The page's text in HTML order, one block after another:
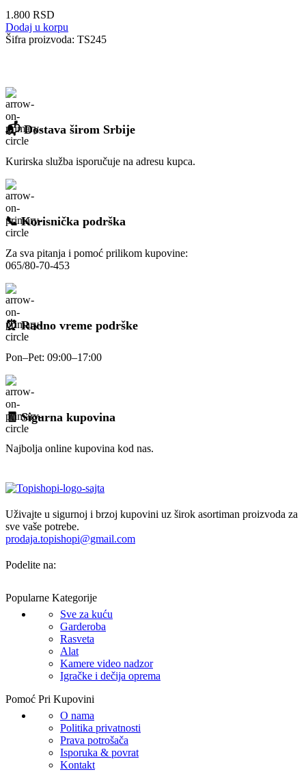
1.800 RSD
Dodaj u korpu
Šifra proizvoda: TS245
📬 Dostava širom Srbije
Kurirska služba isporučuje na adresu kupca.
📞 Korisnička podrška
Za sva pitanja i pomoć prilikom kupovine:
065/80-70-453
⏰ Radno vreme podrške
Pon–Pet: 09:00–17:00
🧾 Sigurna kupovina
Najbolja online kupovina kod nas.
Uživajte u sigurnoj i brzoj kupovini uz širok asortiman proizvoda za
sve vaše potrebe.
prodaja.topishopi@gmail.com
Podelite na:
Popularne Kategorije
Sve za kuću
Garderoba
Rasveta
Alat
Kamere video nadzor
Igračke i dečija oprema
Pomoć Pri Kupovini
O nama
Politika privatnosti
Prava potrošača
Isporuka & povrat
Kontakt